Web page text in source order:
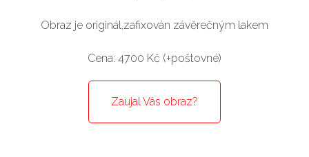
Obraz je originál,zafixován závěrečným lakem
Cena: 4700 Kč (+poštovné)
Zaujal Vás obraz?